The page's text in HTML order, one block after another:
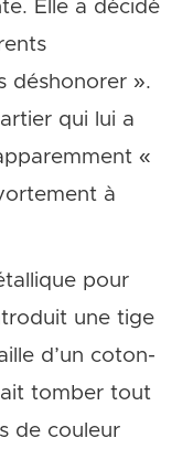
Elle a décidé
déshonorer ».
qui lui a
«
à
pour
une tige
d’un coton-
tomber tout
de couleur